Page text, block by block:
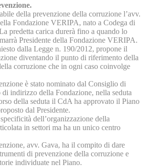
della prevenzione della corruzione l’avv.
Fondazione VERIPA, nato a Codega di
predetta carica durerà fino a quando lo
Presidente della Fondazione VERIPA.
dalla Legge n. 190/2012, propone il
diventando il punto di riferimento della
corruzione che in ogni caso coinvolge
è stato nominato dal Consiglio di
indirizzo della Fondazione, nella seduta
della seduta il CdA ha approvato il Piano
dal Presidente.
dell’organizzazione della
in settori ma ha un unico centro
avv. Gava, ha il compito di dare
di prevenzione della corruzione e
individuate nel Piano.